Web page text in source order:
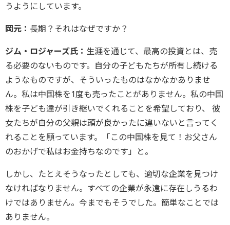
うようにしています。
岡元： 長期？それはなぜですか？
ジム・ロジャーズ氏： 生涯を通じて、最高の投資とは、売
る必要のないものです。自分の子どもたちが所有し続ける
ようなものですが、そういったものはなかなかありませ
ん。私は中国株を1度も売ったことがありません。私の中国
株を子ども達が引き継いでくれることを希望しており、 彼
女たちが自分の父親は頭が良かったに違いないと言ってく
れることを願っています。「この中国株を見て！お父さん
のおかげで私はお金持ちなのです」と。
しかし、たとえそうなったとしても、適切な企業を見つけ
なければなりません。すべての企業が永遠に存在しうるわ
けではありません。今までもそうでした。簡単なことでは
ありません。